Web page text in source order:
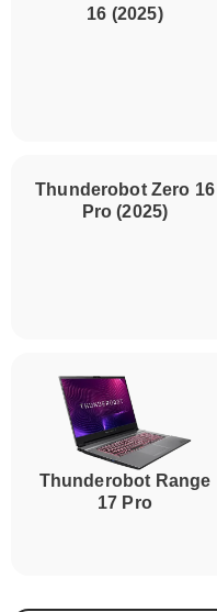
16 (2025)
Thunderobot Range
17 Pro